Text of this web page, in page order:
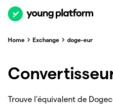
Home Exchange doge-eur
Trouve l'équivalent de